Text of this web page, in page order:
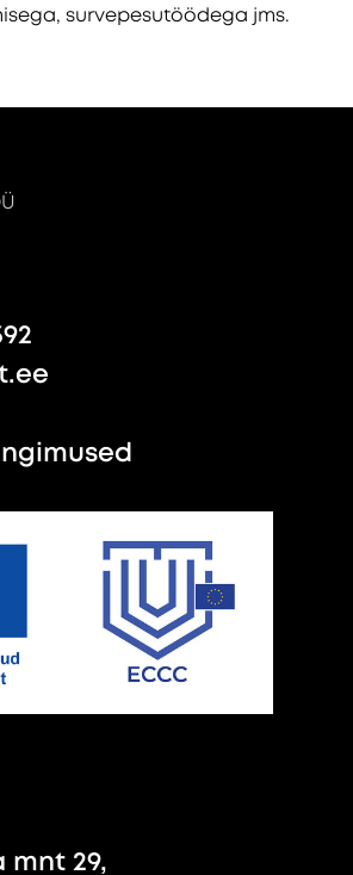
survepesutöödega jms.
29,